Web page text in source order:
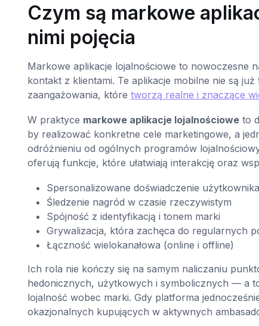
Czym są markowe
nimi pojęcia
Markowe aplikacje lojalnościowe to nowoczesne
kontakt z klientami. Te aplikacje mobilne nie są
zaangażowania, które tworzą realne i znaczące
W praktyce markowe aplikacje lojalnościoweto
by realizować konkretne cele marketingowe, a
odróżnieniu od ogólnych programów
oferują funkcje, które ułatwiają interakcję oraz
Spersonalizowane doświadczenie użytkownika
Śledzenie nagród w czasie rzeczywistym
Spójność z identyfikacją i tonem marki
Grywalizacja, która zachęca do regularnych
Łączność wielokanałowa (online i offline)
Ich rola nie kończy się na samym naliczaniu
hedonicznych, użytkowych i symbolicznych — a
lojalność wobec marki. Gdy platforma
okazjonalnych kupujących w aktywnych